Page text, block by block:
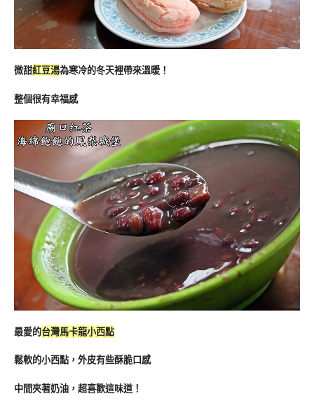
微甜紅豆湯為寒冷的冬天裡帶來溫暖！
整個很有幸福感
最愛的台灣馬卡龍小西點
鬆軟的小西點，外皮有些酥脆口感
中間夾著奶油，超喜歡這味道！